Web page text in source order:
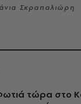
Σκραπαλιώρη
τώρα στο